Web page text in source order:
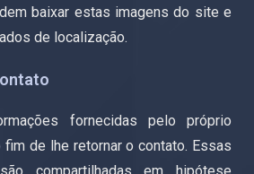
baixar estas imagens do site e
de localização.
fornecidas pelo próprio
de lhe retornar o contato. Essas
compartilhadas em hipótese